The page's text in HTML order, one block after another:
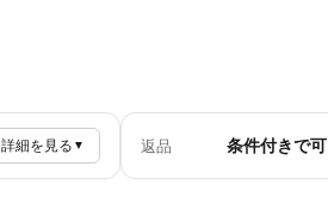
詳細を見る ▼ 返品 条件付きで可